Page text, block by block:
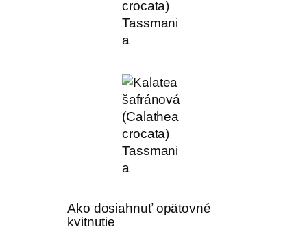
Ako dosiahnuť opätovné
kvitnutie